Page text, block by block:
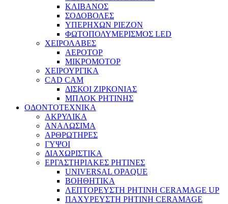
ΚΛΙΒΑΝΟΣ
ΣΟΔΟΒΟΛΕΣ
ΥΠΕΡΗΧΩΝ PIEZON
ΦΩΤΟΠΟΛΥΜΕΡΙΣΜΟΣ LED
ΧΕΙΡΟΛΑΒΕΣ
ΑΕΡΟΤΟΡ
ΜΙΚΡΟΜΟΤΟΡ
ΧΕΙΡΟΥΡΓΙΚΑ
CAD CAM
ΔΙΣΚΟΙ ΖΙΡΚΟΝΙΑΣ
ΜΠΛΟΚ ΡΗΤΙΝΗΣ
ΟΔΟΝΤΟΤΕΧΝΙΚΑ
ΑΚΡΥΛΙΚΑ
ΑΝΑΛΩΣΙΜΑ
ΑΡΘΡΩΤΗΡΕΣ
ΓΥΨΟΙ
ΔΙΑΧΩΡΙΣΤΙΚΑ
ΕΡΓΑΣΤΗΡΙΑΚΕΣ ΡΗΤΙΝΕΣ
UNIVERSAL OPAQUE
ΒΟΗΘΗΤΙΚΑ
ΛΕΠΤΟΡΕΥΣΤΗ ΡΗΤΙΝΗ CERAMAGE UP
ΠΑΧΥΡΕΥΣΤΗ ΡΗΤΙΝΗ CERAMAGE